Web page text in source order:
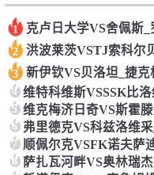
1 克卢日大学VS舍佩斯_
2 洪波莱茨VSTJ索科尔
3 新伊钦VS贝洛坦_捷克
4 维特科维斯VSSSK比
5 维克梅济日奇VS斯霍
6 弗里德克VS科兹洛维
7 顺佩尔克VSFK诺夫萨
8 萨扎瓦河畔VS奥林瑞